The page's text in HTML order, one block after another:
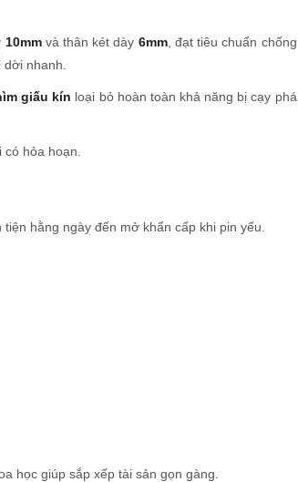
10mmvà thân két dày 6mm, đạt tiêu chuẩn chống
dời nhanh.
giấu kín loại bỏ hoàn toàn khả năng bị cạy phá
có hỏa hoạn.
hằng ngày đến mở khẩn cấp khi pin yếu.
học giúp sắp xếp tài sản gọn gàng.